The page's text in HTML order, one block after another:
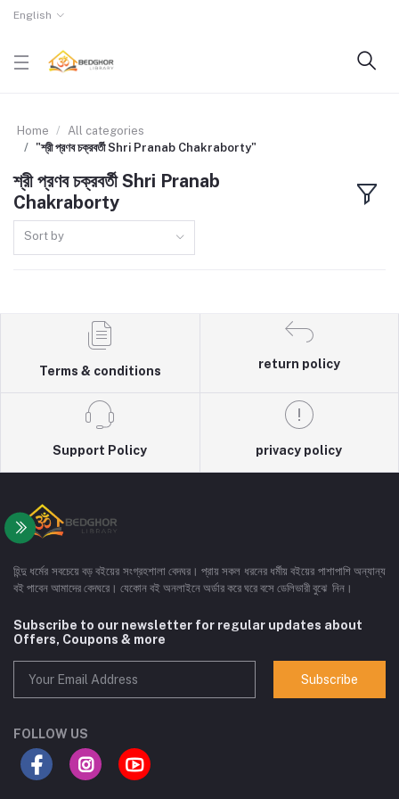
English
Home
All categories
"শ্রী প্রণব চক্রবর্তী Shri Pranab Chakraborty"
শ্রী প্রণব চক্রবর্তী Shri Pranab
Chakraborty
Sort by
Terms & conditions
return policy
Support Policy privacy policy
হিন্দু ধর্মের সবচেয়ে বড় বইয়ের সংগ্রহশালা বেদঘর। প্রায় সকল ধরনের ধর্মীয় বইয়ের পাশাপাশি অন্যান্য
বই পাবেন আমাদের বেদঘরে। যেকোন বই অনলাইনে অর্ডার করে ঘরে বসে ডেলিভারী বুঝে নিন।
Subscribe to our newsletter for regular updates about
Offers, Coupons & more
Subscribe
FOLLOW US